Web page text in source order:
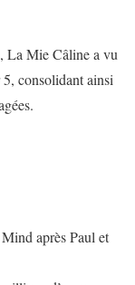
, La Mie Câline a vu
consolidant ainsi
après Paul et